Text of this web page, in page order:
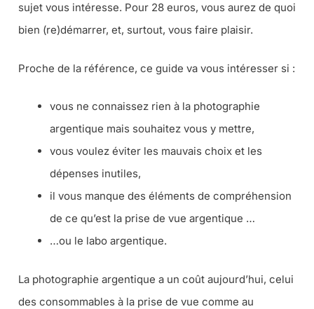
sujet vous intéresse. Pour 28 euros, vous aurez de quoi
bien (re)démarrer, et, surtout, vous faire plaisir.
Proche de la référence, ce guide va vous intéresser si :
vous ne connaissez rien à la photographie
argentique mais souhaitez vous y mettre,
vous voulez éviter les mauvais choix et les
dépenses inutiles,
il vous manque des éléments de compréhension
de ce qu’est la prise de vue argentique …
…ou le labo argentique.
La photographie argentique a un coût aujourd’hui, celui
des consommables à la prise de vue comme au